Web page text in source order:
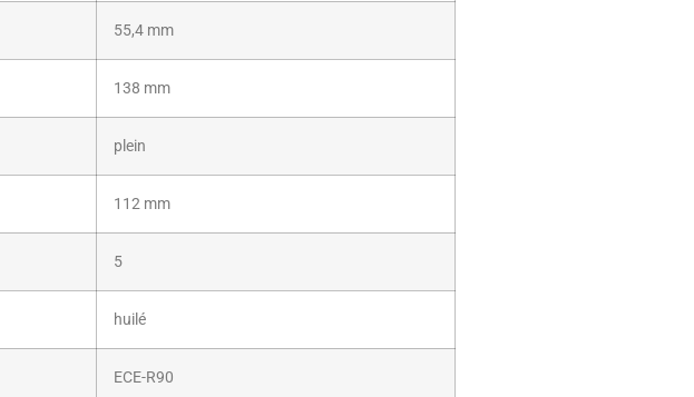
55,4 mm
138 mm
plein
112 mm
5
huilé
ECE-R90